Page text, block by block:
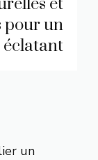
pour un
un